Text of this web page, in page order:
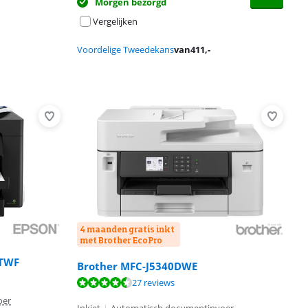
Vergelijken
Voordelige Tweedekansvan411,-
4 maanden gratis inkt
met Brother EcoPro
Brother MFC-J5340DWE
27 reviews